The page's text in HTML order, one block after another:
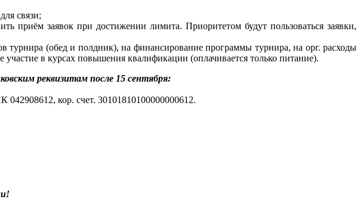
связи;
приём заявок при достижении лимита. Приоритетом будут пользоваться заявки,
турнира (обед и полдник), на финансирование программы турнира, на орг. расходы
участие в курсах повышения квалификации (оплачивается только питание).
реквизитам после 15 сентября:
кор. счет. 30101810100000000612.